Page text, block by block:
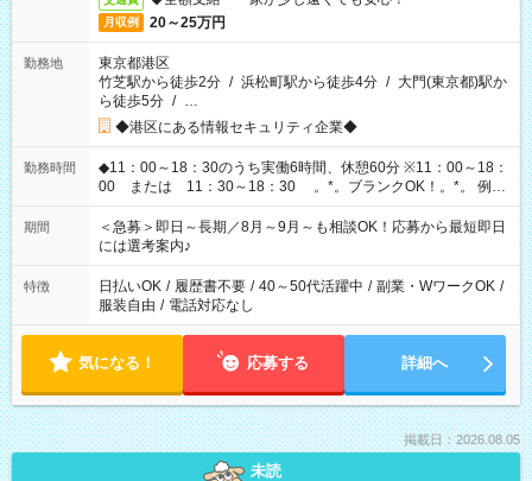
月収例 20～25万円
勤務地
東京都港区
竹芝駅から徒歩2分 / 浜松町駅から徒歩4分 / 大門(東京都)駅か
ら徒歩5分 / …
◆港区にある情報セキュリティ企業◆
勤務時間
◆11：00～18：30のうち実働6時間、休憩60分 ※11：00～18：
00 または 11：30～18：30 。*。ブランクOK！。*。 例え
ば前職が、 在宅/財団法人/事務/コールセンター/受付/販売/カフェ
スタッフ スイーツ販売/ホテルフロント/化粧品販売/など 様々な
業界から入社して活躍されています♪
期間
＜急募＞即日～長期／8月～9月～も相談OK！応募から最短即日
には選考案内♪
特徴 日払いOK / 履歴書不要 / 40～50代活躍中 / 副業・WワークOK /
服装自由 / 電話対応なし
気になる！ 応募する 詳細へ
掲載日：2026.08.05
未読